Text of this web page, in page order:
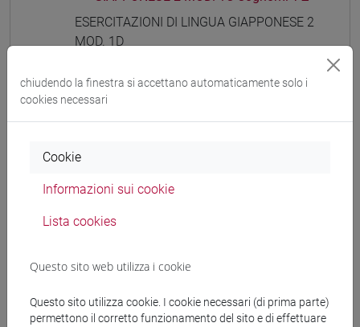
ESERCITAZIONI DI LINGUA GIAPPONESE 2
MOD. 1D
GIAPPONESE 2 MOD. 1D Cognomi A-B
GIAPPONESE 2 MOD. 1D Cognomi C-G
GIAPPONESE 2 MOD. 1D Cognomi O-S
ESERCITAZIONI DI LINGUA
ESERCITAZIONI DI LINGUA GIAPPONESE 2
ESERCITAZIONI DI LINGUA
GIAPPONESE 2 MOD. 1E Cognomi A-B
chiudendo la finestra si accettano automaticamente solo i
cookies necessari
Cookie
Informazioni sui cookie
Lista cookies
Questo sito web utilizza i cookie
Questo sito utilizza cookie. I cookie necessari (di prima parte)
permettono il corretto funzionamento del sito e di effettuare